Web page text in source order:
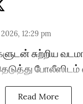
12:29 pm
சுற்றிய
Read More